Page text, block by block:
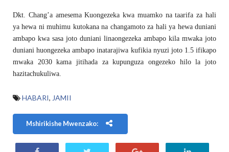
Dkt. Chang’a amesema Kuongezeka kwa muamko na taarifa za hali
ya hewa ni muhimu kutokana na changamoto za hali ya hewa duniani
ambapo kwa sasa joto duniani linaongezeka ambapo kila mwaka joto
duniani huongezeka ambapo inatarajiwa kufikia nyuzi joto 1.5 ifikapo
mwaka 2030 kama jitihada za kupunguza ongezeko hilo la joto
hazitachukuliwa.
HABARI, JAMII
Mshirikishe Mwenzako: